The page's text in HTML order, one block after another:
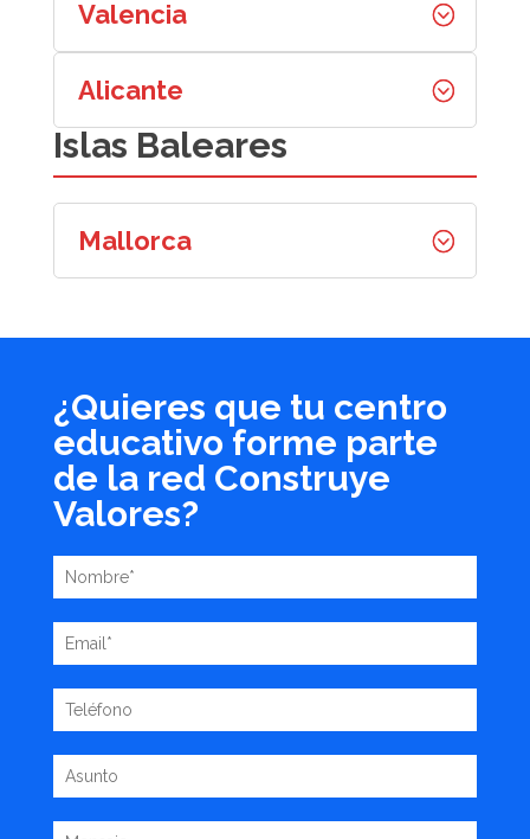
Valencia
Alicante
Islas Baleares
Mallorca
¿Quieres que tu centro
educativo forme parte
de la red Construye
Valores?